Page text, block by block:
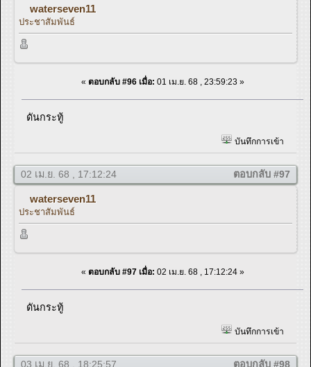
waterseven11
ประชาสัมพันธ์
« ตอบกลับ #96 เมื่อ: 01 เม.ย. 68 , 23:59:23 »
ดันกระทู้
บันทึกการเข้า
02 เม.ย. 68 , 17:12:24 ตอบกลับ #97
waterseven11
ประชาสัมพันธ์
« ตอบกลับ #97 เมื่อ: 02 เม.ย. 68 , 17:12:24 »
ดันกระทู้
บันทึกการเข้า
03 เม.ย. 68 , 18:25:57 ตอบกลับ #98